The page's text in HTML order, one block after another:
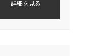
詳細を見る